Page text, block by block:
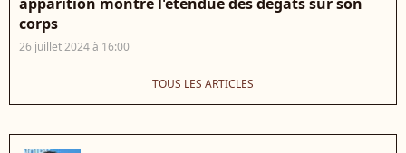
corps
26 juillet 2024 à 16:00
TOUS LES ARTICLES